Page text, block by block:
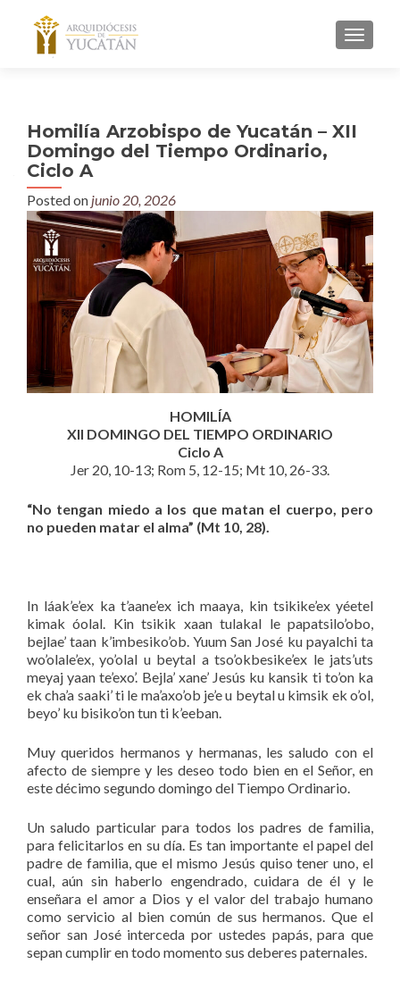
MENU
Homilía Arzobispo de Yucatán – XII
Domingo del Tiempo Ordinario,
Ciclo A
Posted on junio 20, 2026
HOMILÍA
XII DOMINGO DEL TIEMPO ORDINARIO
Ciclo A
Jer 20, 10-13; Rom 5, 12-15; Mt 10, 26-33.
“No tengan miedo a los que matan el cuerpo, pero
no pueden matar el alma” (Mt 10, 28).
In láak’e’ex ka t’aane’ex ich maaya, kin tsikike’ex yéetel
kimak óolal. Kin tsikik xaan tulakal le papatsilo’obo,
bejlae’ taan k’imbesiko’ob. Yuum San José ku payalchi ta
wo’olale’ex, yo’olal u beytal a tso’okbesike’ex le jats’uts
meyaj yaan te’exo’. Bejla’ xane’ Jesús ku kansik ti to’on ka
ek cha’a saaki’ ti le ma’axo’ob je’e u beytal u kimsik ek o’ol,
beyo’ ku bisiko’on tun ti k’eeban.
Muy queridos hermanos y hermanas, les saludo con el
afecto de siempre y les deseo todo bien en el Señor, en
este décimo segundo domingo del Tiempo Ordinario.
Un saludo particular para todos los padres de familia,
para felicitarlos en su día. Es tan importante el papel del
padre de familia, que el mismo Jesús quiso tener uno, el
cual, aún sin haberlo engendrado, cuidara de él y le
enseñara el amor a Dios y el valor del trabajo humano
como servicio al bien común de sus hermanos. Que el
señor san José interceda por ustedes papás, para que
sepan cumplir en todo momento sus deberes paternales.